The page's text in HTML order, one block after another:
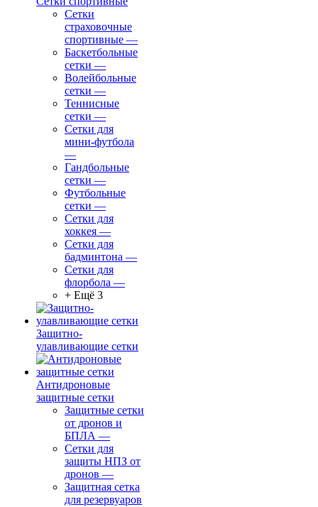
Сетки
страховочные
спортивные —
Баскетбольные
сетки —
Волейбольные
сетки —
Теннисные
сетки —
Сетки для
мини-футбола
—
Гандбольные
сетки —
Футбольные
сетки —
Сетки для
хоккея —
Сетки для
бадминтона —
Сетки для
флорбола —
+ Ещё 3
Защитно-
улавливающие сетки
Антидроновые
защитные сетки
Защитные сетки
от дронов и
БПЛА —
Сетки для
защиты НПЗ от
дронов —
Защитная сетка
для резервуаров